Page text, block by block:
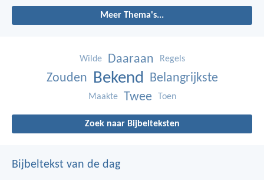
Meer Thema's...
Wilde Daaraan Regels
Zouden Bekend Belangrijkste
Maakte Twee Toen
Zoek naar Bijbelteksten
Bijbeltekst van de dag